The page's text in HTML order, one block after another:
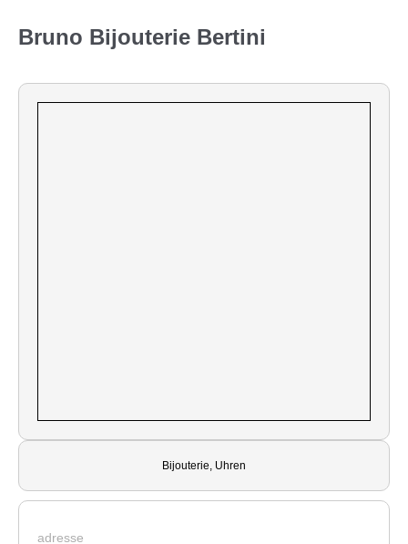
Bruno Bijouterie Bertini
Bijouterie, Uhren
adresse